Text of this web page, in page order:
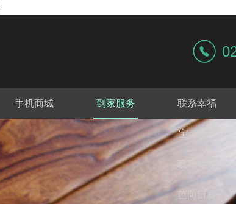
手机商城 到家服务 联系幸福
宝app下
芭向日葵